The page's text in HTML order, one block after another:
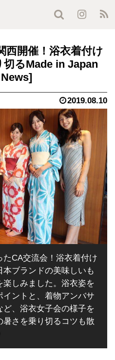
西開催！浴衣着付け
るMade in Japan
2019.08.10
CA交流会！浴衣着付け
ブランドの美味しいも
しみました。浴衣姿を
ントと、着物アンバサ
ど、浴衣女子会の様子を
さを乗り切るコツも散